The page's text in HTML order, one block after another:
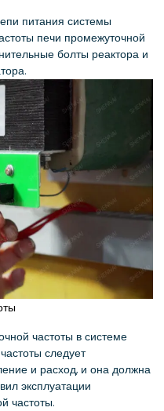
питания системы
печи промежуточной
болты реактора и
частоты в системе
следует
и расход, и она должна
эксплуатации
частоты.